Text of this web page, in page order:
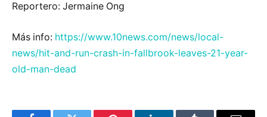
Reportero: Jermaine Ong
Más info: https://www.10news.com/news/local-
news/hit-and-run-crash-in-fallbrook-leaves-21-year-
old-man-dead